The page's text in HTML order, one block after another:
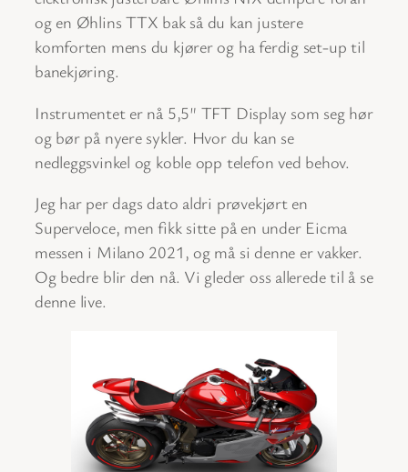
og en Øhlins TTX bak så du kan justere
komforten mens du kjører og ha ferdig set-up til
banekjøring.
Instrumentet er nå 5,5″ TFT Display som seg hør
og bør på nyere sykler. Hvor du kan se
nedleggsvinkel og koble opp telefon ved behov.
Jeg har per dags dato aldri prøvekjørt en
Superveloce, men fikk sitte på en under Eicma
messen i Milano 2021, og må si denne er vakker.
Og bedre blir den nå. Vi gleder oss allerede til å se
denne live.